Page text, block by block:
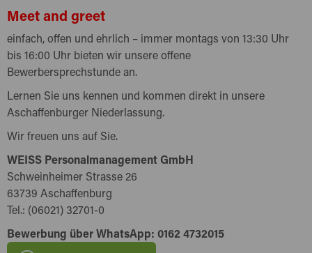
Meet and greet
einfach, offen und ehrlich – immer montags von 13:30 Uhr
bis 16:00 Uhr bieten wir unsere offene
Bewerbersprechstunde an.
Lernen Sie uns kennen und kommen direkt in unsere
Aschaffenburger Niederlassung.
Wir freuen uns auf Sie.
WEISS Personalmanagement GmbH
Schweinheimer Strasse 26
63739 Aschaffenburg
Tel.: (06021) 32701-0
Bewerbung über WhatsApp: 0162 4732015